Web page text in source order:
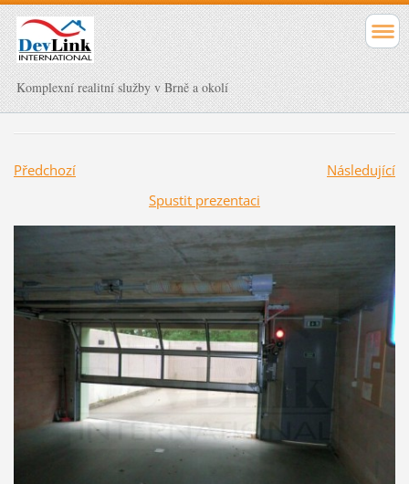
Komplexní realitní služby v Brně a okolí
Předchozí
Následující
Spustit prezentaci